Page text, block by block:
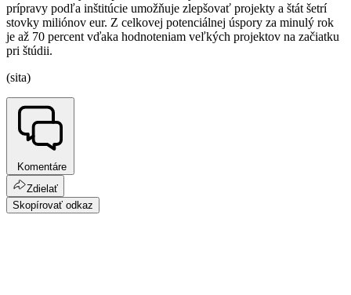
prípravy podľa inštitúcie umožňuje zlepšovať projekty a štát šetrí
stovky miliónov eur. Z celkovej potenciálnej úspory za minulý rok
je až 70 percent vďaka hodnoteniam veľkých projektov na začiatku
pri štúdii.
(sita)
Komentáre
Zdielať
Skopírovať odkaz